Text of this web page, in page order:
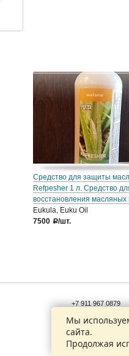
Средство для защиты
Refpesher 1 л. Средство
восстановления масляных
Eukula, Euku Oil
7500
a/шт.
+7 911 967 0879
Контактные данные
Мы
сайта.
Продолжая